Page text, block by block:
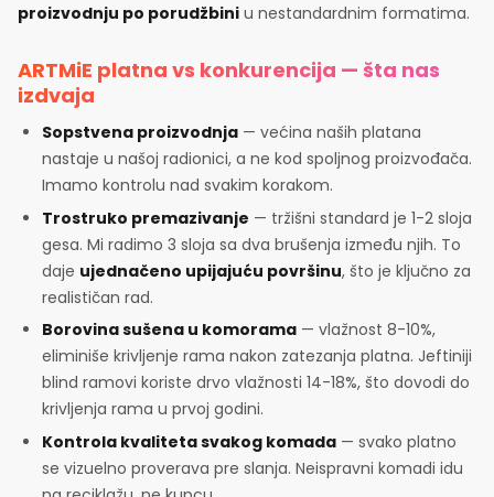
proizvodnju po porudžbini u nestandardnim formatima.
ARTMiE platna vs konkurencija — šta nas
izdvaja
Sopstvena proizvodnja — većina naših platana
nastaje u našoj radionici, a ne kod spoljnog proizvođača.
Imamo kontrolu nad svakim korakom.
Trostruko premazivanje — tržišni standard je 1-2 sloja
gesa. Mi radimo 3 sloja sa dva brušenja između njih. To
daje ujednačeno upijajuću površinu, što je ključno za
realističan rad.
Borovina sušena u komorama — vlažnost 8-10%,
eliminiše krivljenje rama nakon zatezanja platna. Jeftiniji
blind ramovi koriste drvo vlažnosti 14-18%, što dovodi do
krivljenja rama u prvoj godini.
Kontrola kvaliteta svakog komada — svako platno
se vizuelno proverava pre slanja. Neispravni komadi idu